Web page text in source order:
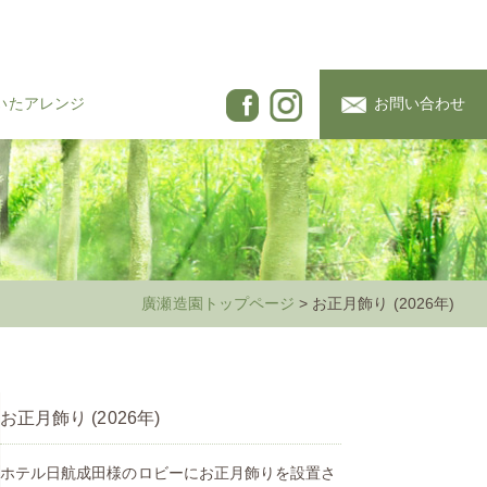
たアレンジ お問い合わせ
廣瀬造園トップページ > お正月飾り (2026年)
お正月飾り (2026年)
ホテル日航成田様のロビーにお正月飾りを設置さ